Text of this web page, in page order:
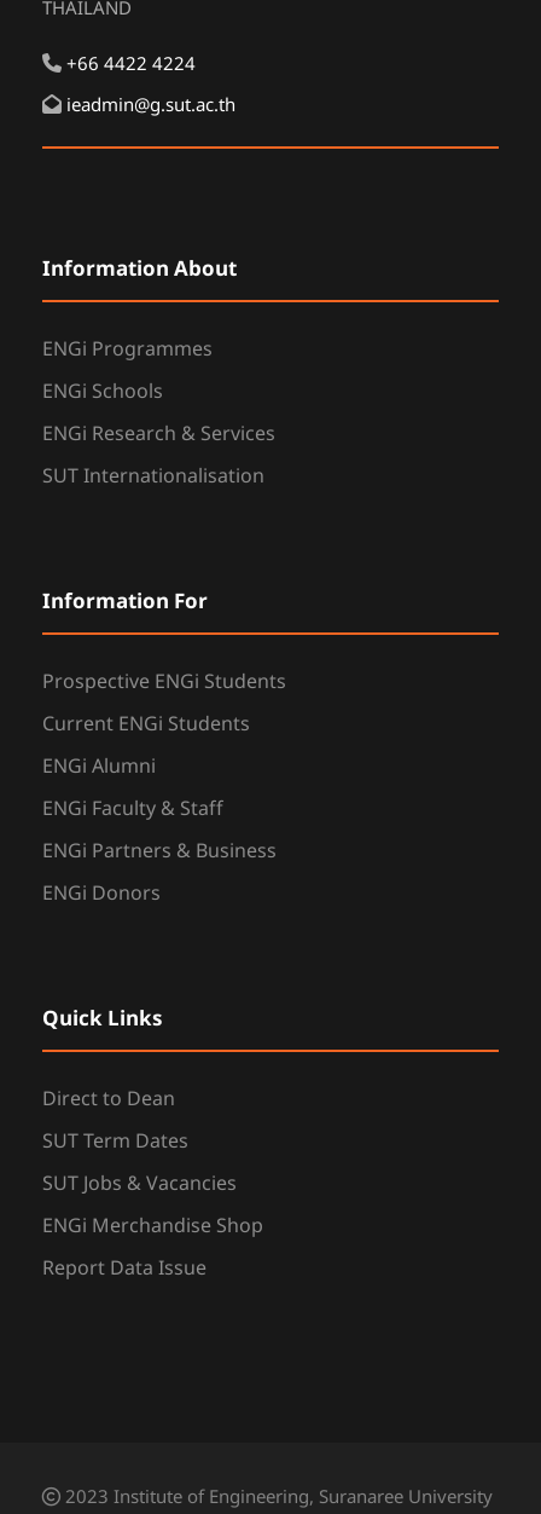
THAILAND
+66 4422 4224
ieadmin@g.sut.ac.th
Information About
ENGi Programmes
ENGi Schools
ENGi Research & Services
SUT Internationalisation
Information For
Prospective ENGi Students
Current ENGi Students
ENGi Alumni
ENGi Faculty & Staff
ENGi Partners & Business
ENGi Donors
Quick Links
Direct to Dean
SUT Term Dates
SUT Jobs & Vacancies
ENGi Merchandise Shop
Report Data Issue
2023 Institute of Engineering, Suranaree University